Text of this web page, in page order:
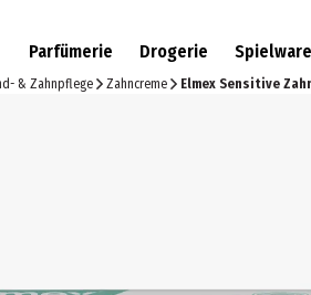
Parfümerie Drogerie
& Zahnpflege Zahncreme Elmex Sensitive